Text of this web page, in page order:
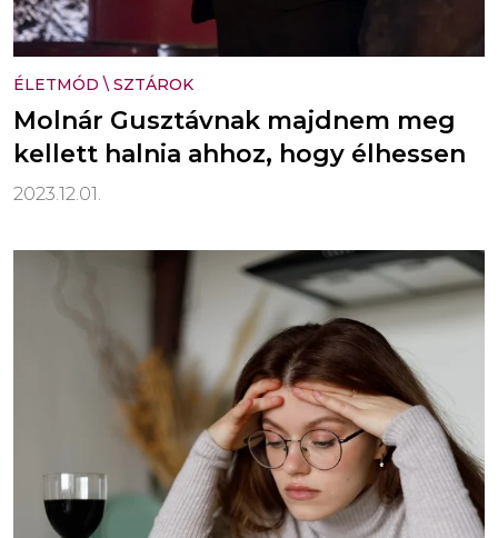
ÉLETMÓD \ SZTÁROK
Molnár Gusztávnak majdnem meg
kellett halnia ahhoz, hogy élhessen
2023.12.01.